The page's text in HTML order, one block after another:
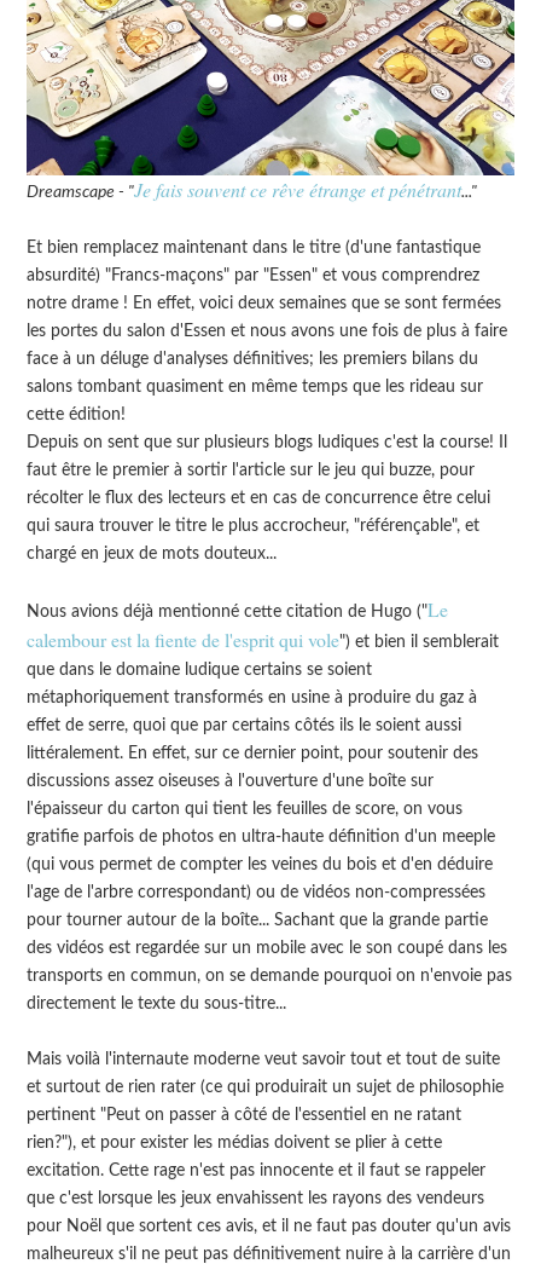
Dreamscape - "Je fais souvent ce rêve étrange et pénétrant..."
Et bien remplacez maintenant dans le titre (d'une fantastique
absurdité) "Francs-maçons" par "Essen" et vous comprendrez
notre drame ! En effet, voici deux semaines que se sont fermées
les portes du salon d'Essen et nous avons une fois de plus à faire
face à un déluge d'analyses définitives; les premiers bilans du
salons tombant quasiment en même temps que les rideau sur
cette édition!
Depuis on sent que sur plusieurs blogs ludiques c'est la course! Il
faut être le premier à sortir l'article sur le jeu qui buzze, pour
récolter le flux des lecteurs et en cas de concurrence être celui
qui saura trouver le titre le plus accrocheur, "référençable", et
chargé en jeux de mots douteux...
Nous avions déjà mentionné cette citation de Hugo ("Le
calembour est la fiente de l'esprit qui vole") et bien il semblerait
que dans le domaine ludique certains se soient
métaphoriquement transformés en usine à produire du gaz à
effet de serre, quoi que par certains côtés ils le soient aussi
littéralement. En effet, sur ce dernier point, pour soutenir des
discussions assez oiseuses à l'ouverture d'une boîte sur
l'épaisseur du carton qui tient les feuilles de score, on vous
gratifie parfois de photos en ultra-haute définition d'un meeple
(qui vous permet de compter les veines du bois et d'en déduire
l'age de l'arbre correspondant) ou de vidéos non-compressées
pour tourner autour de la boîte... Sachant que la grande partie
des vidéos est regardée sur un mobile avec le son coupé dans les
transports en commun, on se demande pourquoi on n'envoie pas
directement le texte du sous-titre...
Mais voilà l'internaute moderne veut savoir tout et tout de suite
et surtout de rien rater (ce qui produirait un sujet de philosophie
pertinent "Peut on passer à côté de l'essentiel en ne ratant
rien?"), et pour exister les médias doivent se plier à cette
excitation. Cette rage n'est pas innocente et il faut se rappeler
que c'est lorsque les jeux envahissent les rayons des vendeurs
pour Noël que sortent ces avis, et il ne faut pas douter qu'un avis
malheureux s'il ne peut pas définitivement nuire à la carrière d'un